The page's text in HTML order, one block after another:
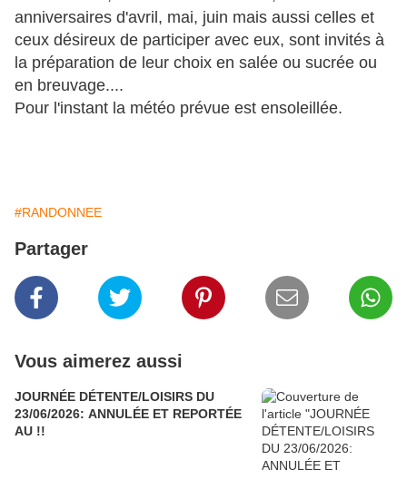
anniversaires d'avril, mai, juin mais aussi celles et
ceux désireux de participer avec eux, sont invités à
la préparation de leur choix en salée ou sucrée ou
en breuvage....
Pour l'instant la météo prévue est ensoleillée.
#RANDONNEE
Partager
Vous aimerez aussi
JOURNÉE DÉTENTE/LOISIRS DU
23/06/2026: ANNULÉE ET REPORTÉE
AU !!